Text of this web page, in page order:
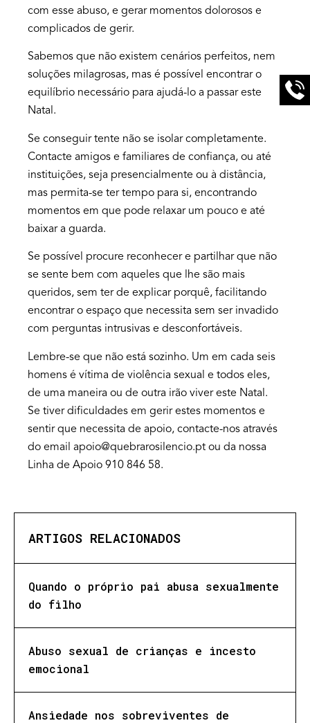
com esse abuso, e gerar momentos dolorosos e
complicados de gerir.
Sabemos que não existem cenários perfeitos, nem
soluções milagrosas, mas é possível encontrar o
equilíbrio necessário para ajudá-lo a passar este
Natal.
Se conseguir tente não se isolar completamente.
Contacte amigos e familiares de confiança, ou até
instituições, seja presencialmente ou à distância,
mas permita-se ter tempo para si, encontrando
momentos em que pode relaxar um pouco e até
baixar a guarda.
Se possível procure reconhecer e partilhar que não
se sente bem com aqueles que lhe são mais
queridos, sem ter de explicar porquê, facilitando
encontrar o espaço que necessita sem ser invadido
com perguntas intrusivas e desconfortáveis.
Lembre-se que não está sozinho. Um em cada seis
homens é vítima de violência sexual e todos eles,
de uma maneira ou de outra irão viver este Natal.
Se tiver dificuldades em gerir estes momentos e
sentir que necessita de apoio, contacte-nos através
do email apoio@quebrarosilencio.pt ou da nossa
Linha de Apoio 910 846 58.
ARTIGOS RELACIONADOS
Quando o próprio pai abusa sexualmente
do filho
Abuso sexual de crianças e incesto
emocional
Ansiedade nos sobreviventes de